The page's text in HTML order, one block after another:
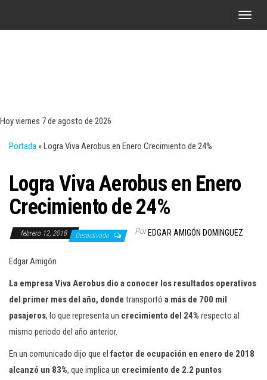
A
Hoy viernes 7 de agosto de 2026
Portada »Logra Viva Aerobus en Enero Crecimiento de 24%
Logra Viva Aerobus en Enero
Crecimiento de 24%
febrero 12, 2018 Desactivado Por EDGAR AMIGÓN DOMINGUEZ
Edgar Amigón
La empresa Viva Aerobus dio a conocer los resultados operativos
del primer mes del año, donde transportó a más de 700 mil
pasajeros, lo que representa un crecimiento del 24% respecto al
mismo periodo del año anterior.
En un comunicado dijo que el factor de ocupación en enero de 2018
alcanzó un 83%, que implica un crecimiento de 2.2 puntos